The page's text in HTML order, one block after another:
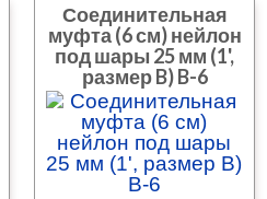
Соединительная
муфта (6 см) нейлон
под шары 25 мм (1',
размер B) B-6